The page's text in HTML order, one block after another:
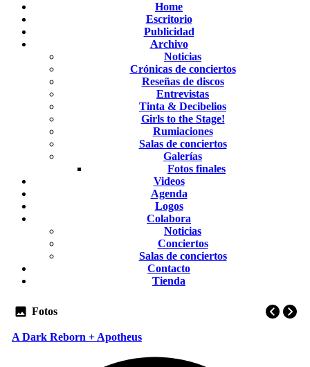
Home
Escritorio
Publicidad
Archivo
Noticias
Crónicas de conciertos
Reseñas de discos
Entrevistas
Tinta & Decibelios
Girls to the Stage!
Rumiaciones
Salas de conciertos
Galerías
Fotos finales
Videos
Agenda
Logos
Colabora
Noticias
Conciertos
Salas de conciertos
Contacto
Tienda
Fotos
A Dark Reborn + Apotheus